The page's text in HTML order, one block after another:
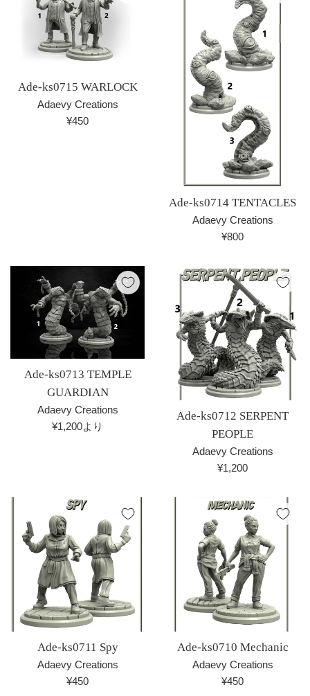
Ade-ks0715 WARLOCK
Adaevy Creations
通
¥450
Ade-ks0714 TENTACLES
Adaevy Creations
通
価
¥800
Ade-ks0713 TEMPLE
GUARDIAN
Adaevy Creations
¥1,200より
Ade-ks0712 SERPENT
PEOPLE
Adaevy Creations
通
価
¥1,200
Ade-ks0711 Spy
Adaevy Creations
通
¥450
Ade-ks0710 Mechanic
Adaevy Creations
通
¥450